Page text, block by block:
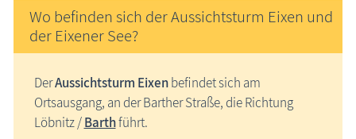
Wo befinden sich der Aussichtsturm Eixen und
der Eixener See?
DerAussichtsturm Eixenbefindet sich am
Ortsausgang, an der Barther Straße, die Richtung
Löbnitz /Barthführt.